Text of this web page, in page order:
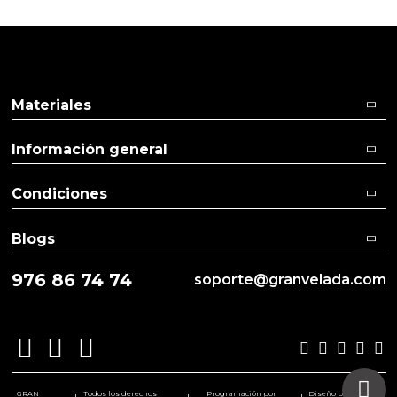
976 86 74 74 soporte@granvelada.com
Materiales
Información general
Condiciones
Blogs
GRAN
Todos los derechos
Programación por
Diseño por